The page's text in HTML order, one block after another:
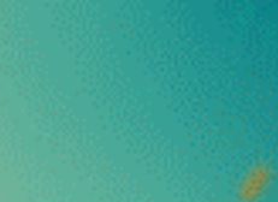
com o código VibeWelcom